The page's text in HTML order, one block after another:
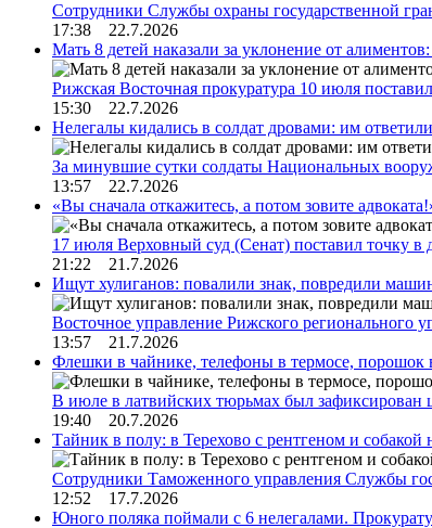
Сотрудники Службы охраны государственной
17:38 22.7.2026
Мать 8 детей наказали за уклонение от
Рижская Восточная прокуратура 10 июля
15:30 22.7.2026
Нелегалы кидались в солдат дровами: им
За минувшие сутки солдаты Национальных
13:57 22.7.2026
«Вы сначала откажитесь, а потом зовите
17 июля Верховный суд (Сенат) поставил точку в
21:22 21.7.2026
Ищут хулиганов: повалили знак, повредили
Восточное управление Рижского регионального
13:57 21.7.2026
Флешки в чайнике, телефоны в термосе,
В июле в латвийских тюрьмах был зафиксирован
19:40 20.7.2026
Тайник в полу: в Терехово с рентгеном и
Сотрудники Таможенного управления Службы
12:52 17.7.2026
Юного поляка поймали с 6 нелегалами.